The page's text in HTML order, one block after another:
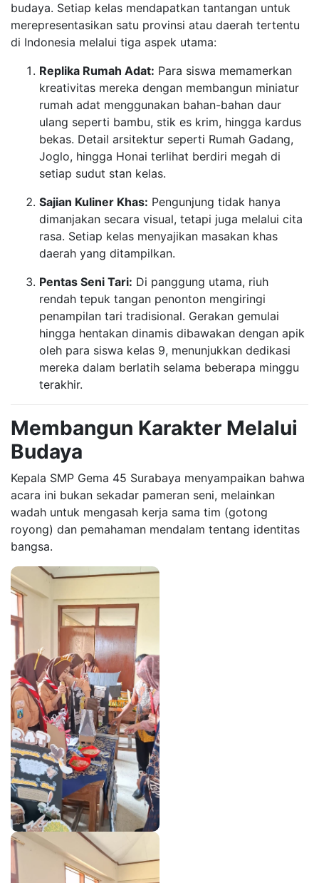
budaya. Setiap kelas mendapatkan tantangan untuk
merepresentasikan satu provinsi atau daerah tertentu
di Indonesia melalui tiga aspek utama:
Replika Rumah Adat: Para siswa memamerkan
kreativitas mereka dengan membangun miniatur
rumah adat menggunakan bahan-bahan daur
ulang seperti bambu, stik es krim, hingga kardus
bekas. Detail arsitektur seperti Rumah Gadang,
Joglo, hingga Honai terlihat berdiri megah di
setiap sudut stan kelas.
Sajian Kuliner Khas: Pengunjung tidak hanya
dimanjakan secara visual, tetapi juga melalui cita
rasa. Setiap kelas menyajikan masakan khas
daerah yang ditampilkan.
Pentas Seni Tari: Di panggung utama, riuh
rendah tepuk tangan penonton mengiringi
penampilan tari tradisional. Gerakan gemulai
hingga hentakan dinamis dibawakan dengan apik
oleh para siswa kelas 9, menunjukkan dedikasi
mereka dalam berlatih selama beberapa minggu
terakhir.
Membangun Karakter Melalui
Budaya
Kepala SMP Gema 45 Surabaya menyampaikan bahwa
acara ini bukan sekadar pameran seni, melainkan
wadah untuk mengasah kerja sama tim (gotong
royong) dan pemahaman mendalam tentang identitas
bangsa.